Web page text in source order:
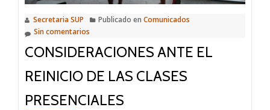
debemos
Secretaria SUP Publicado en Comunicados
Sin comentarios
CONSIDERACIONES ANTE EL
REINICIO DE LAS CLASES
PRESENCIALES